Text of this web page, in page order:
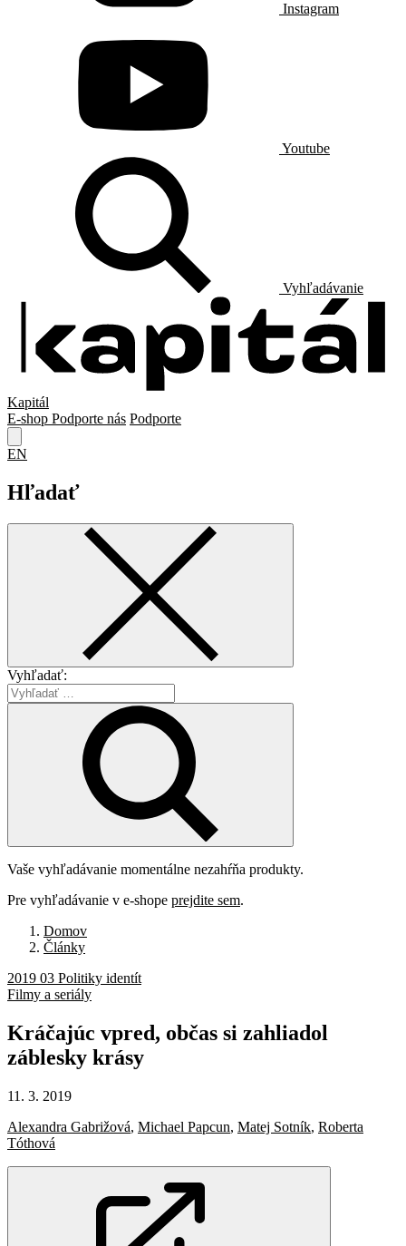
Instagram
Youtube
Vyhľadávanie
Kapitál
E-shop Podporte nás Podporte
EN
Hľadať
Vyhľadať:
Vaše vyhľadávanie momentálne nezahŕňa produkty.
Pre vyhľadávanie v e-shope prejdite sem.
Domov
Články
2019 03 Politiky identít
Filmy a seriály
Kráčajúc vpred, občas si zahliadol
záblesky krásy
11. 3. 2019
Alexandra Gabrižová, Michael Papcun, Matej Sotník, Roberta
Tóthová